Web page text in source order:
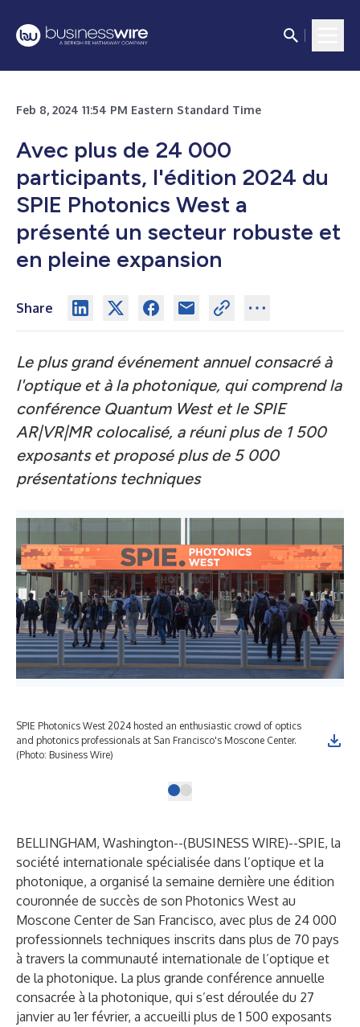
Feb 8, 2024 11:54 PM Eastern Standard Time
Avec plus de 24 000
participants, l'édition 2024 du
SPIE Photonics West a
présenté un secteur robuste et
en pleine expansion
Share
Le plus grand événement annuel consacré à
l'optique et à la photonique, qui comprend la
conférence Quantum West et le SPIE
AR|VR|MR colocalisé, a réuni plus de 1 500
exposants et proposé plus de 5 000
présentations techniques
SPIE Photonics West 2024 hosted an enthusiastic crowd of optics
and photonics professionals at San Francisco's Moscone Center.
(Photo: Business Wire)
BELLINGHAM, Washington--(BUSINESS WIRE)--SPIE, la
société internationale spécialisée dans l’optique et la
photonique, a organisé la semaine dernière une édition
couronnée de succès de son Photonics West au
Moscone Center de San Francisco, avec plus de 24 000
professionnels techniques inscrits dans plus de 70 pays
à travers la communauté internationale de l’optique et
de la photonique. La plus grande conférence annuelle
consacrée à la photonique, qui s’est déroulée du 27
janvier au 1er février, a accueilli plus de 1 500 exposants